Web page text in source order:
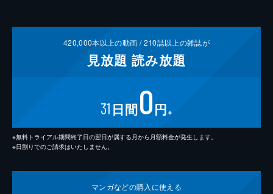
420,000本以上の動画 /210誌以上の雑誌が
見放題 読み放題
31 日間0円 ※
※無料トライアル期間終了日の翌日が属する月から月額料金が発生します。
※日割りでのご請求はいたしません。
マンガなどの購入に使える